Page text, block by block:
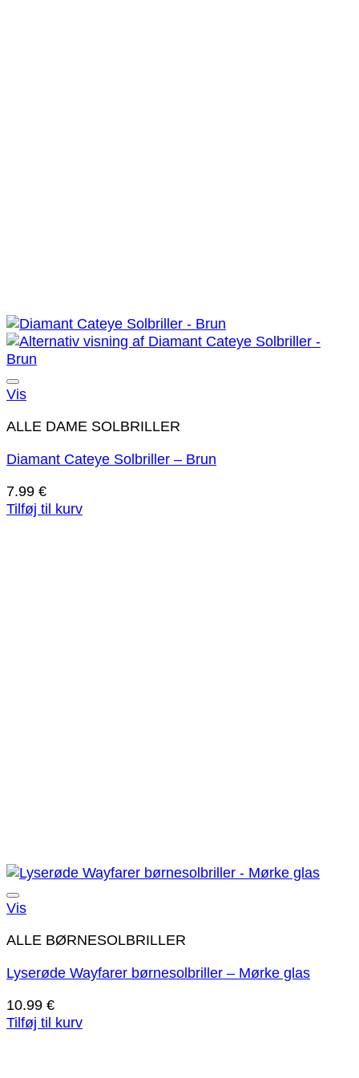
Vis
ALLE DAME SOLBRILLER
Diamant Cateye Solbriller – Brun
7.99 €
Tilføj til kurv
Vis
ALLE BØRNESOLBRILLER
Lyserøde Wayfarer børnesolbriller – Mørke glas
10.99 €
Tilføj til kurv